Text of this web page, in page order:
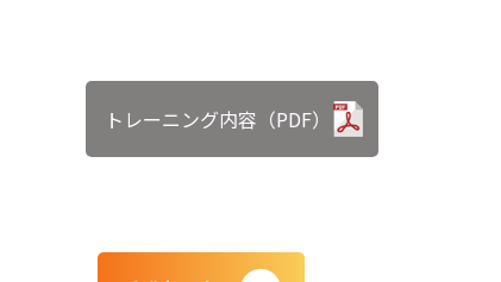
トレーニング内容（PDF）